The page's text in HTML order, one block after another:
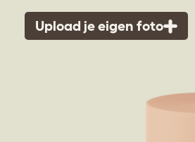
Upload je eigen foto